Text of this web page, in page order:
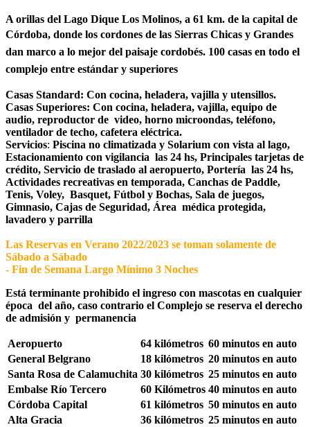
A orillas del Lago Dique Los Molinos, a 61 km. de la capital de
Córdoba, donde los cordones de las Sierras Chicas y Grandes
dan marco a lo mejor del paisaje cordobés. 100 casas en todo el
complejo entre estándar y superiores
Casas Standard: Con cocina, heladera, vajilla y utensillos.
Casas Superiores: Con cocina, heladera, vajilla, equipo de
audio, reproductor de video, horno microondas, teléfono,
ventilador de techo, cafetera eléctrica.
Servicios: Piscina no climatizada y Solarium con vista al lago,
Estacionamiento con vigilancia las 24 hs, Principales tarjetas de
crédito, Servicio de traslado al aeropuerto, Portería las 24 hs,
Actividades recreativas en temporada, Canchas de Paddle,
Tenis, Voley, Basquet, Fútbol y Bochas, Sala de juegos,
Gimnasio, Cajas de Seguridad, Área médica protegida,
lavadero y parrilla
Las Reservas en Verano 2022/2023 se toman solamente de
Sábado a Sábado
- Fin de Semana Largo Mínimo 3 Noches
Está terminante prohibido el ingreso con mascotas en cualquier
época del año, caso contrario el Complejo se reserva el derecho
de admisión y permanencia
Aeropuerto 64 kilómetros 60 minutos en auto
General Belgrano
18 kilómetros 20 minutos en auto
Santa Rosa de Calamuchita 30 kilómetros 25 minutos en auto
Embalse Río Tercero
60 Kilómetros 40 minutos en auto
Córdoba Capital
61 kilómetros 50 minutos en auto
Alta Gracia
36 kilómetros 25 minutos en auto